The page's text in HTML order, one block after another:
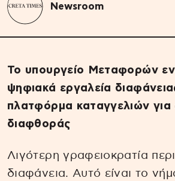
Newsroom
Το υπουργείο Μεταφορών
ψηφιακά εργαλεία
πλατφόρμα καταγγελιών για
διαφθοράς
Λιγότερη γραφειοκρατία
διαφάνεια. Αυτό είναι το